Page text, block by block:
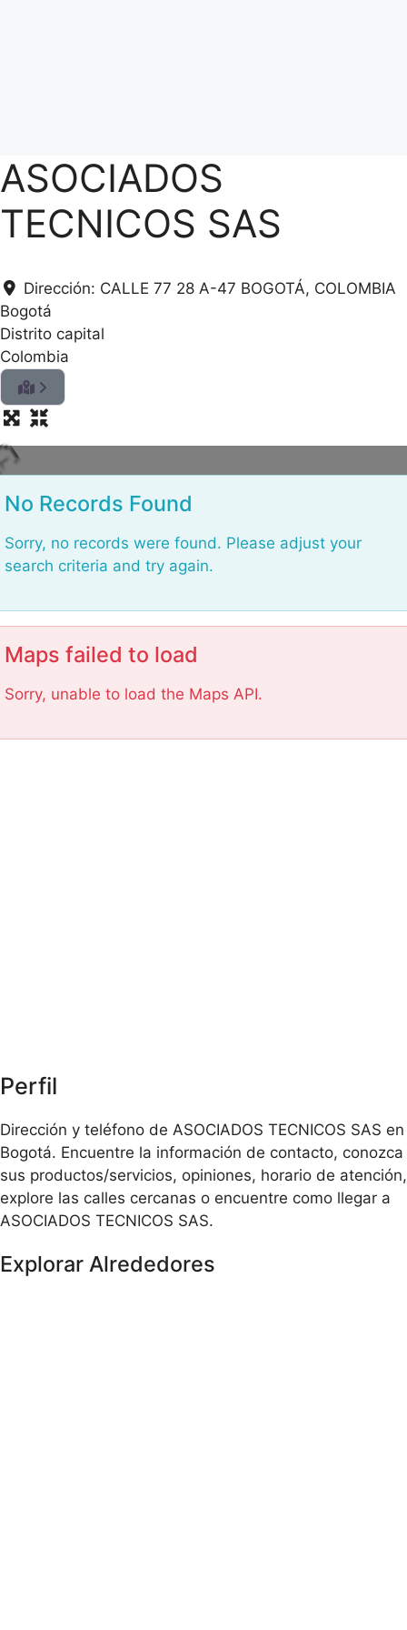
ASOCIADOS
TECNICOS SAS
Dirección: CALLE 77 28 A-47 BOGOTÁ, COLOMBIA
Bogotá
Distrito capital
Colombia
No Records Found
Sorry, no records were found. Please adjust your
search criteria and try again.
Maps failed to load
Sorry, unable to load the Maps API.
Perfil
Dirección y teléfono de ASOCIADOS TECNICOS SAS en
Bogotá. Encuentre la información de contacto, conozca
sus productos/servicios, opiniones, horario de atención,
explore las calles cercanas o encuentre como llegar a
ASOCIADOS TECNICOS SAS.
Explorar Alrededores